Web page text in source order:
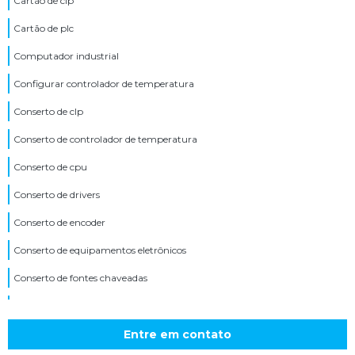
Cartão de plc
Computador industrial
Configurar controlador de temperatura
Conserto de clp
Conserto de controlador de temperatura
Conserto de cpu
Conserto de drivers
Conserto de encoder
Conserto de equipamentos eletrônicos
Conserto de fontes chaveadas
Conserto de inversor de tensãoEntre em contato